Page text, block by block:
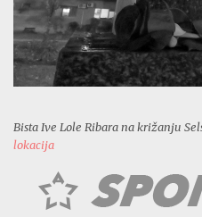
Bista Ive Lole Ribara na križanju
lokacija